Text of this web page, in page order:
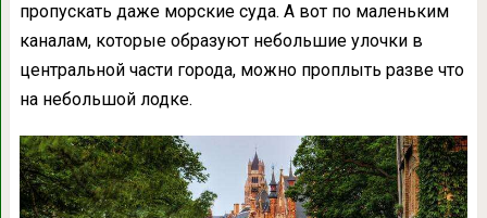
пропускать даже морские суда. А вот по маленьким
каналам, которые образуют небольшие улочки в
центральной части города, можно проплыть разве что
на небольшой лодке.